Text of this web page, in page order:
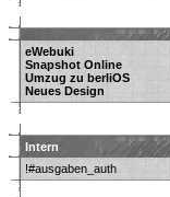
eWebuki
Snapshot Online
Umzug zu berliOS
Neues Design
Intern
!#ausgaben_auth